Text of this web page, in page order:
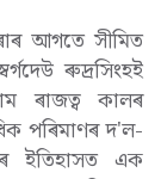
আগতে সীমিত
ৰুদ্ৰসিংহই
ৰাজত্ব কালৰ
পৰিমাণৰ দ'ল-
ইতিহাসত এক